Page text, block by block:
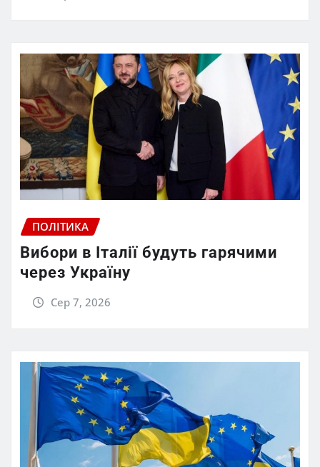
ПОЛІТИКА
Вибори в Італії будуть гарячими
через Україну
Сер 7, 2026